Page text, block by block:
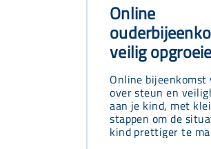
Online
veilig
Online bijeenkomst
over steun en
aan je kind, met
stappen om de
kind prettiger te